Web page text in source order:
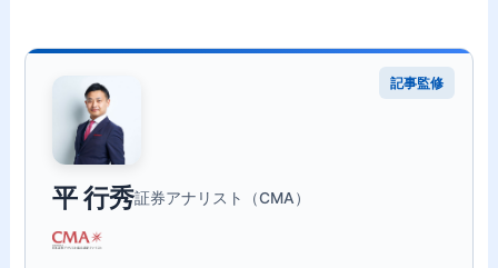
記事監修
平 行秀証券アナリスト（CMA）